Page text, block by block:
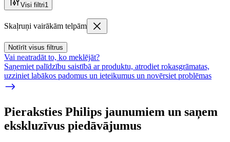
Visi filtri1
Skaļruņi vairākām telpām
Notīrīt visus filtrus
Vai neatradāt to, ko meklējāt?
Saņemiet palīdzību saistībā ar produktu, atrodiet rokasgrāmatas,
uzziniet labākos padomus un ieteikumus un novērsiet problēmas
Pieraksties Philips jaunumiem un saņem
ekskluzīvus piedāvājumus